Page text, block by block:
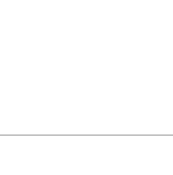
e feminilidade